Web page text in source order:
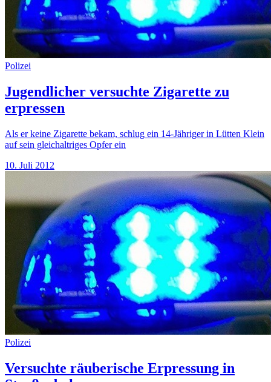
Polizei
Jugendlicher versuchte Zigarette zu
erpressen
Als er keine Zigarette bekam, schlug ein 14-Jähriger in Lütten Klein
auf sein gleichaltriges Opfer ein
10. Juli 2012
Polizei
Versuchte räuberische Erpressung in